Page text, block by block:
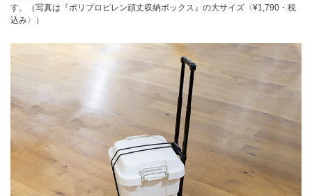
す。（写真は『ポリプロピレン頑丈収納ボックス』の大サイズ〈¥1,790・税
込み〉）